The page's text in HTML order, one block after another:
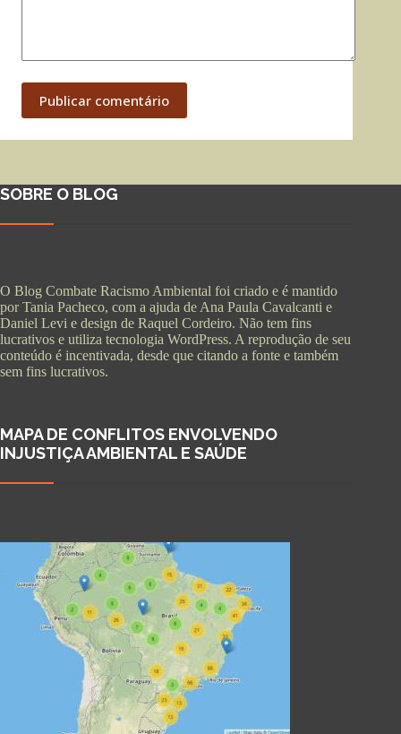
Publicar comentário
SOBRE O BLOG
O Blog Combate Racismo Ambiental foi criado e é mantido
por Tania Pacheco, com a ajuda de Ana Paula Cavalcanti e
Daniel Levi e design de Raquel Cordeiro. Não tem fins
lucrativos e utiliza tecnologia WordPress. A reprodução de seu
conteúdo é incentivada, desde que citando a fonte e também
sem fins lucrativos.
MAPA DE CONFLITOS ENVOLVENDO
INJUSTIÇA AMBIENTAL E SAÚDE